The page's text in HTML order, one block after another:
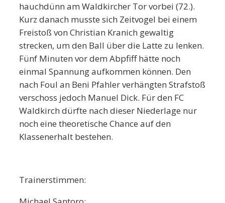
hauchdünn am Waldkircher Tor vorbei (72.).
Kurz danach musste sich Zeitvogel bei einem
Freistoß von Christian Kranich gewaltig
strecken, um den Ball über die Latte zu lenken.
Fünf Minuten vor dem Abpfiff hätte noch
einmal Spannung aufkommen können. Den
nach Foul an Beni Pfahler verhängten Strafstoß
verschoss jedoch Manuel Dick. Für den FC
Waldkirch dürfte nach dieser Niederlage nur
noch eine theoretische Chance auf den
Klassenerhalt bestehen.
Trainerstimmen: